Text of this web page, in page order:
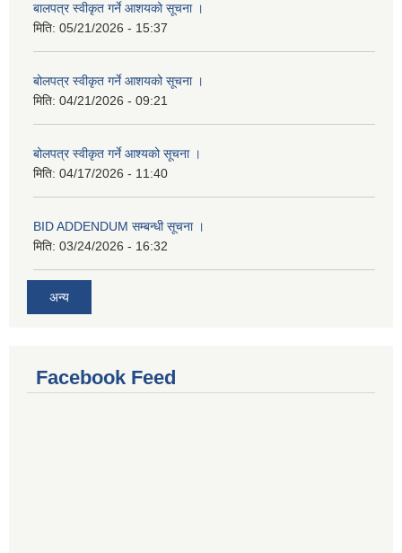
बालपत्र स्वीकृत गर्ने आशयको सूचना ।
मिति: 05/21/2026 - 15:37
बोलपत्र स्वीकृत गर्ने आशयको सूचना ।
मिति: 04/21/2026 - 09:21
बोलपत्र स्वीकृत गर्ने आश्यको सूचना ।
मिति: 04/17/2026 - 11:40
BID ADDENDUM सम्बन्धी सूचना ।
मिति: 03/24/2026 - 16:32
अन्य
Facebook Feed